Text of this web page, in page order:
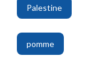
Palestine
,
pomme